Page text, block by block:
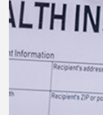
เพล
ย์
สต์
ของ